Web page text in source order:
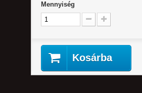
Mennyiség
Kosárba